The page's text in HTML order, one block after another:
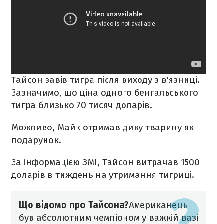
Тайсон завів тигра після виходу з в'язниці.
Зазначимо, що ціна одного бенгальського
тигра близько 70 тисяч доларів.
Можливо, Майк отримав дику тварину як
подарунок.
За інформацією ЗМІ, Тайсон витрачав 1500
доларів в тиждень на утримання тигриці.
Що відомо про Тайсона?Американець
був абсолютним чемпіоном у важкій вазі